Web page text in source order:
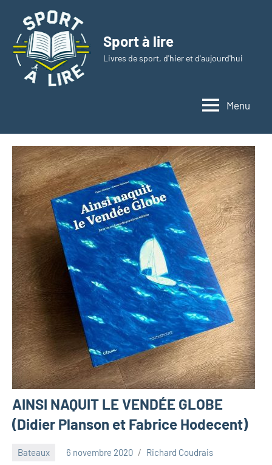
contenu
Sport à lire
Livres de sport, d'hier et d'aujourd'hui
Menu
AINSI NAQUIT LE VENDÉE GLOBE
(Didier Planson et Fabrice Hodecent)
Bateaux 6 novembre 2020 Richard Coudrais